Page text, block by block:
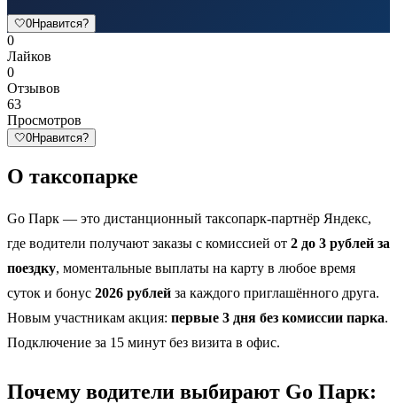
🤍0Нравится?
0
Лайков
0
Отзывов
63
Просмотров
🤍0Нравится?
О таксопарке
Go Парк — это дистанционный таксопарк-партнёр Яндекс,
где водители получают заказы с комиссией от 2 до 3 рублей за
поездку, моментальные выплаты на карту в любое время
суток и бонус 2026 рублей за каждого приглашённого друга.
Новым участникам акция: первые 3 дня без комиссии парка.
Подключение за 15 минут без визита в офис.
Почему водители выбирают Go Парк: